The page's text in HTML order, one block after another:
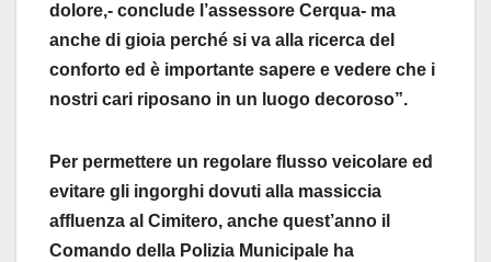
dolore,- conclude l’assessore Cerqua- ma
anche di gioia perché si va alla ricerca del
conforto ed è importante sapere e vedere che i
nostri cari riposano in un luogo decoroso”.
Per permettere un regolare flusso veicolare ed
evitare gli ingorghi dovuti alla massiccia
affluenza al Cimitero, anche quest’anno il
Comando della Polizia Municipale ha